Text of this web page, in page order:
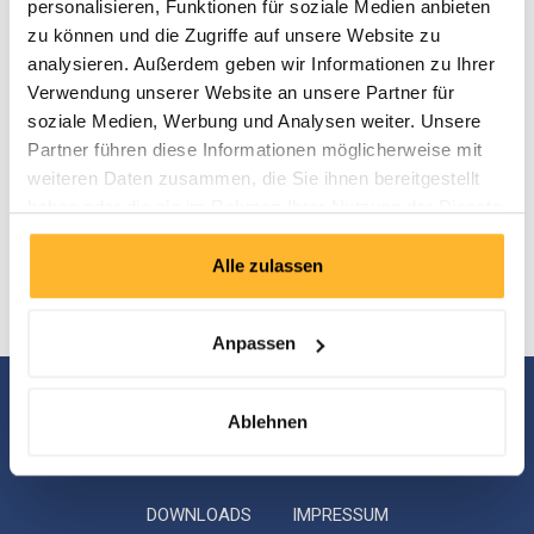
personalisieren, Funktionen für soziale Medien anbieten
zu können und die Zugriffe auf unsere Website zu
analysieren. Außerdem geben wir Informationen zu Ihrer
Verwendung unserer Website an unsere Partner für
soziale Medien, Werbung und Analysen weiter. Unsere
Partner führen diese Informationen möglicherweise mit
weiteren Daten zusammen, die Sie ihnen bereitgestellt
gesammelt haben.
Alle zulassen
Anpassen
Ablehnen
erstklassige Management-Weiterbildung
mit Fokussierung auf Führungskräfte
Dank Fokussierung auf diese Mission dürfen wir uns zu den
führenden, international renommierten Zentren für professionelle
Managementlehre, -forschung und -beratung zählen: jährlich
bilden sich tausende Führungskräfte im Rahmen unserer
Seminare und Studienprogramme weiter, zahlreiche renommierte
Unternehmen und Organisationen haben bislang unsere Inhouse-,
Coaching- und Consulting-Angebote wahrgenommen.
Küsnacht/Zürich | Schweiz | Tel.: +41 (0)43 499 40 20 |
DOWNLOADS IMPRESSUM